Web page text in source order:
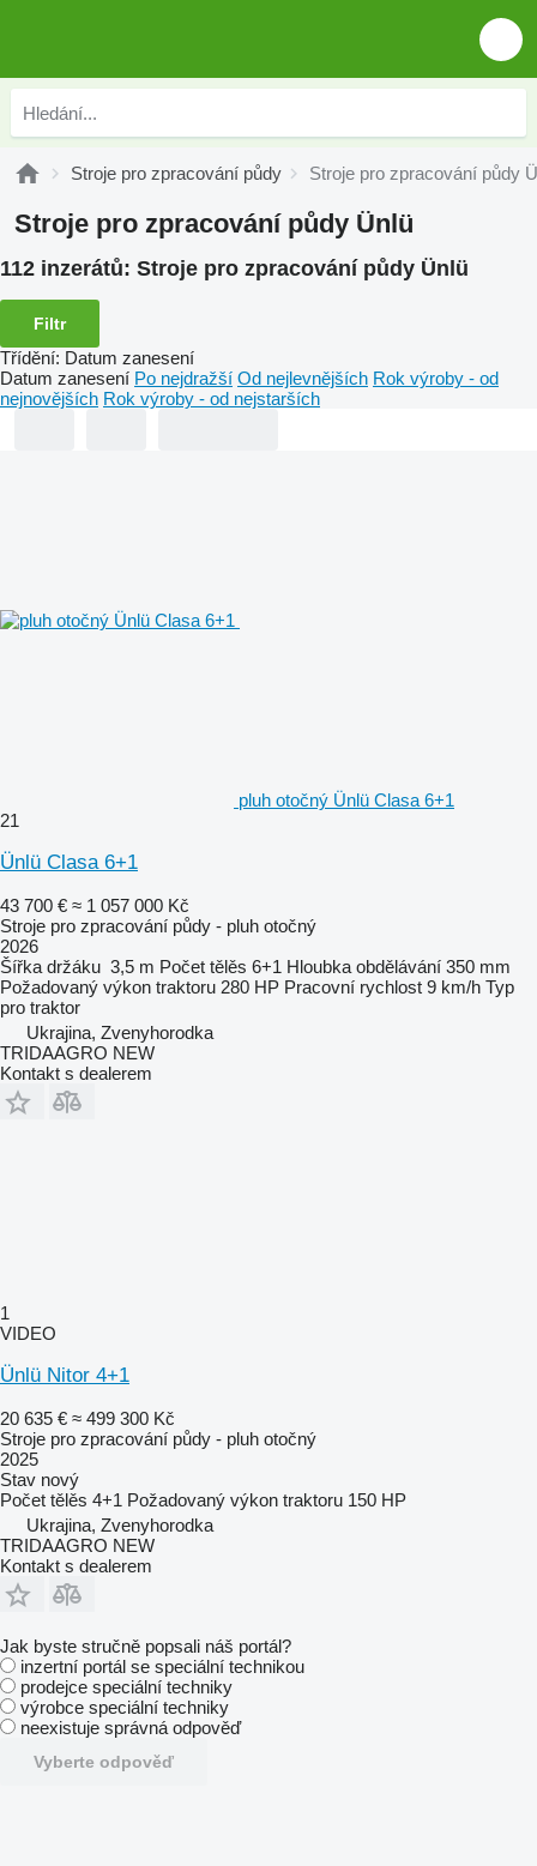
Stroje pro zpracování půdy Stroje pro zpracování půdy
Stroje pro zpracování půdy Ünlü
112 inzerátů: Stroje pro zpracování půdy Ünlü
Filtr
Třídění: Datum zanesení
Datum zanesení Po nejdražší Od nejlevnějších Rok výroby - od
nejnovějších Rok výroby - od nejstarších
pluh otočný Ünlü Clasa 6+1
21
Ünlü Clasa 6+1
43 700 € ≈ 1 057 000 Kč
Stroje pro zpracování půdy - pluh otočný
2026
Šířka držáku 3,5 m Počet tělěs 6+1 Hloubka obdělávání 350 mm
Požadovaný výkon traktoru 280 HP Pracovní rychlost 9 km/h Typ
pro traktor
Ukrajina, Zvenyhorodka
TRIDAAGRO NEW
Kontakt s dealerem
1
VIDEO
Ünlü Nitor 4+1
20 635 € ≈ 499 300 Kč
Stroje pro zpracování půdy - pluh otočný
2025
Stav nový
Počet tělěs 4+1 Požadovaný výkon traktoru 150 HP
Ukrajina, Zvenyhorodka
TRIDAAGRO NEW
Kontakt s dealerem
Jak byste stručně popsali náš portál?
inzertní portál se speciální technikou
prodejce speciální techniky
výrobce speciální techniky
neexistuje správná odpověď
Vyberte odpověď